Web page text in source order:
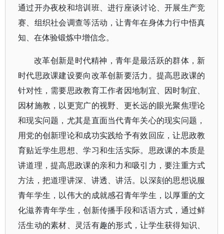
通过开办夜校和培训班、进行座谈讨论、开展生产竞
赛、组织社会调查等活动，让青年在身体力行中悟真
知、在体验锻炼中增信念。
改革创新是时代精神，青年是最活跃的群体，新
时代思政课建设要向改革创新要活力。提高思政课的
针对性，需要思政教育工作者因地制宜、因时制宜、
因材施教，以更宽广的视野、更长远的眼光聚焦理论
和现实问题，尤其是直面当代青年关心的现实问题，
用党的创新理论和成功实践给予有效回应，让思政教
育贴近学生思想、学习和生活实际。思政课的本质是
讲道理，提高思政课的亲和力和吸引力，要注重方式
方法，把道理讲深、讲透、讲活。以深刻的思想说服
青年学生，以伟大的成就感召青年学生，以厚重的文
化滋养青年学生，创新传播手段和话语方式，通过鲜
活生动的素材、灵活有趣的形式，让学生获得知识、